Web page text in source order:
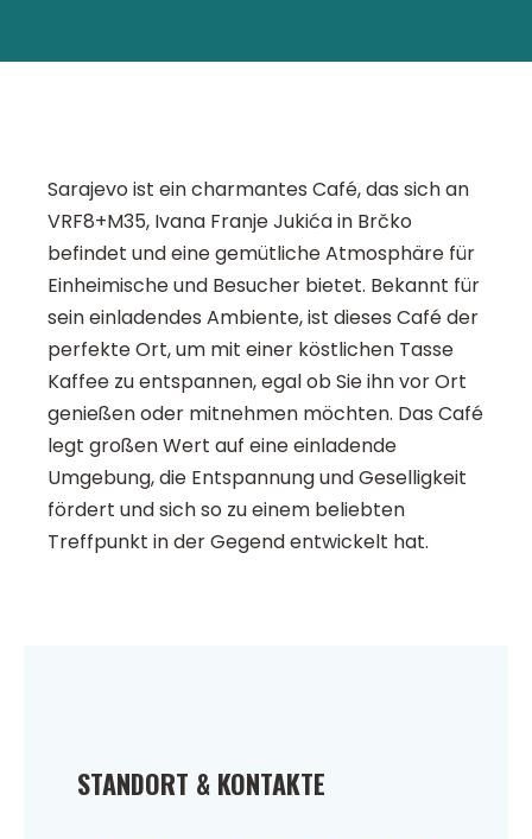
Sarajevo ist ein charmantes Café, das sich an
VRF8+M35, Ivana Franje Jukića in Brčko
befindet und eine gemütliche Atmosphäre für
Einheimische und Besucher bietet. Bekannt für
sein einladendes Ambiente, ist dieses Café der
perfekte Ort, um mit einer köstlichen Tasse
Kaffee zu entspannen, egal ob Sie ihn vor Ort
genießen oder mitnehmen möchten. Das Café
legt großen Wert auf eine einladende
Umgebung, die Entspannung und Geselligkeit
fördert und sich so zu einem beliebten
Treffpunkt in der Gegend entwickelt hat.
STANDORT & KONTAKTE